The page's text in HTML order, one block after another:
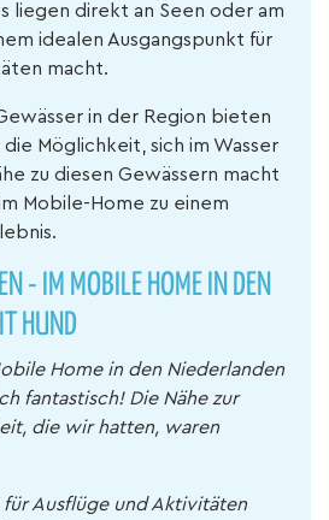
liegen direkt an Seen oder am
idealen Ausgangspunkt für
macht.
in der Region bieten
Möglichkeit, sich im Wasser
zu diesen Gewässern macht
Mobile-Home zu einem
- IM MOBILE HOME IN DEN
HUND
Home in den Niederlanden
fantastisch! Die Nähe zur
die wir hatten, waren
Ausflüge und Aktivitäten